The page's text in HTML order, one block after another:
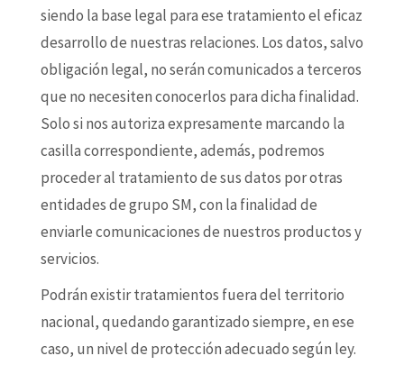
siendo la base legal para ese tratamiento el eficaz
desarrollo de nuestras relaciones. Los datos, salvo
obligación legal, no serán comunicados a terceros
que no necesiten conocerlos para dicha finalidad.
Solo si nos autoriza expresamente marcando la
casilla correspondiente, además, podremos
proceder al tratamiento de sus datos por otras
entidades de grupo SM, con la finalidad de
enviarle comunicaciones de nuestros productos y
servicios.
Podrán existir tratamientos fuera del territorio
nacional, quedando garantizado siempre, en ese
caso, un nivel de protección adecuado según ley.